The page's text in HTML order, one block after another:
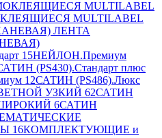
MULTILABEL
15НЕЙЛОН.Премиум
(PS430).Стандарт плюс
12САТИН (PS486).Люкс
УЗКИЙ 62САТИН
6САТИН
16КОМПЛЕКТУЮЩИЕ и